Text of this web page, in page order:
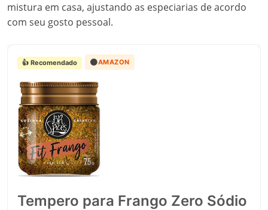
mistura em casa, ajustando as especiarias de acordo
com seu gosto pessoal.
👍 Recomendado 🟠AMAZON
Tempero para Frango Zero Sódio